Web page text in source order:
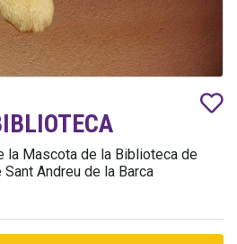
la Mascota de la Biblioteca de
Andreu de la Barca